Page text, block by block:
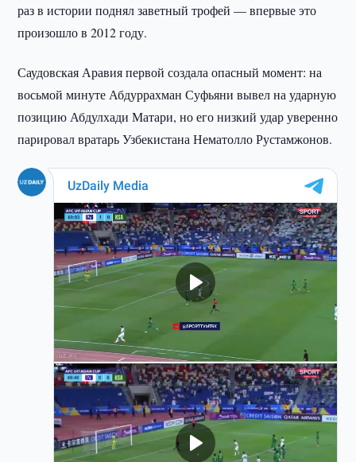
раз в истории поднял заветный трофей — впервые это
произошло в 2012 году.
Саудовская Аравия первой создала опасный момент: на
восьмой минуте Абдуррахман Суфьяни вывел на ударную
позицию Абдулхади Матари, но его низкий удар уверенно
парировал вратарь Узбекистана Нематолло Рустамжонов.